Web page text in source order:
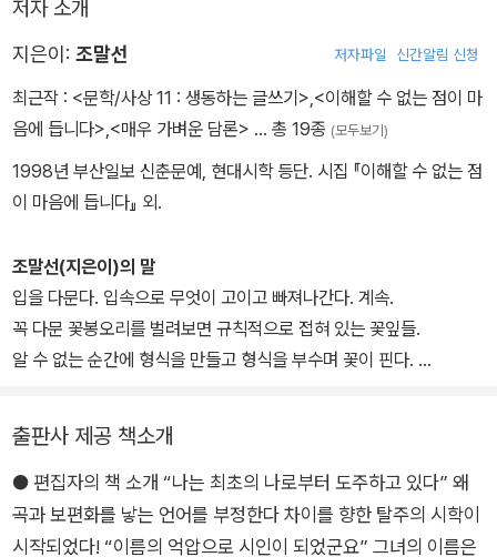
내 손과 당신 손이 느끼는 허공의 양은 같다는 결론에 도달하기로 하
끈적끈적하고
부드러운
우리의 바닥 때문에
그는 어린 묘목처럼 말랐다
여보, 하고 부르지도 않았고
물 줘, 하고 명령하지도 않았고
그녀는 넘어지지 않으려고 어찔 그를 붙들었는데
그의 몸이 그녀를 휙 감았다
그의 몸이 그녀를 끌어올렸다
입을 잃은 말이 몸을 찢고 나왔다
날이 갈수록 그가 그를 감아올라가는지
그녀가 그를 감아올라가는지 알 수 없었다
그녀는 그로 인해 꼼짝할 수 없었고
그녀의 얼굴은 그 쪽으로 구부러지고
그녀의 머리카락은 그가 휘어감아 자를 수도 없었다
그는 그녀를 벗어날 수 없었다
그녀는 그를 돌보기 위해 그를 친친 감아올랐다
저자 소개
지은이: 조말선 저자파일 신간알림 신청
최근작 : <문학/사상 11 : 생동하는 글쓰기> <이해할 수 없는 점이 마
음에 듭니다> <매우 가벼운 담론> … 총 19종 (모두보기)
1998년 부산일보 신춘문예, 현대시학 등단. 시집 『이해할 수 없는 점
이 마음에 듭니다』 외.
조말선(지은이)의 말
입을 다문다. 입속으로 무엇이 고이고 빠져나간다. 계속.
꼭 다문 꽃봉오리를 벌려보면 규칙적으로 접혀 있는 꽃잎들.
알 수 없는 순간에 형식을 만들고 형식을 부수며 꽃이 핀다.
2012년 9월
출판사 제공 책소개
● 편집자의 책 소개 “나는 최초의 나로부터 도주하고 있다” 왜
곡과 보편화를 낳는 언어를 부정한다 차이를 향한 탈주의 시학이
시작되었다! “이름의 억압으로 시인이 되었군요” 그녀의 이름은